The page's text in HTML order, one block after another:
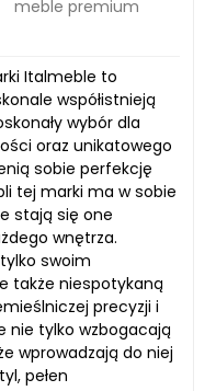
meble premium
Italmeble to
współistnieją
wybór dla
oraz unikatowego
sobie perfekcję
tej marki ma w sobie
stają się one
wnętrza.
swoim
także niespotykaną
precyzji i
nie tylko wzbogacają
wprowadzają do niej
pełen